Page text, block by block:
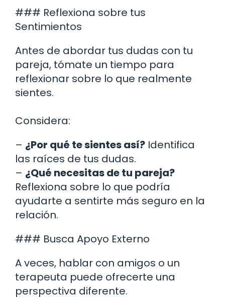
### Reflexiona sobre tus
Sentimientos
Antes de abordar tus dudas con tu
pareja, tómate un tiempo para
reflexionar sobre lo que realmente
sientes.
Considera:
– ¿Por qué te sientes así? Identifica
las raíces de tus dudas.
– ¿Qué necesitas de tu pareja?
Reflexiona sobre lo que podría
ayudarte a sentirte más seguro en la
relación.
### Busca Apoyo Externo
A veces, hablar con amigos o un
terapeuta puede ofrecerte una
perspectiva diferente.